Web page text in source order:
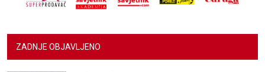
ZADNJE OBJAVLJENO